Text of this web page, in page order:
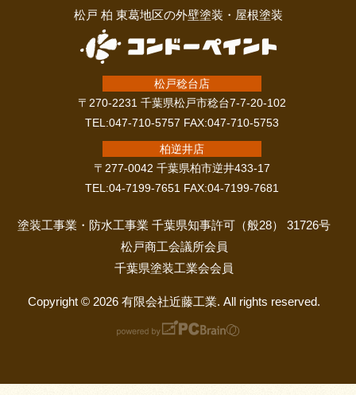
松戸 柏 東葛地区の外壁塗装・屋根塗装
松戸稔台店
〒270-2231 千葉県松戸市稔台7-7-20-102
TEL:047-710-5757 FAX:047-710-5753
柏逆井店
〒277-0042 千葉県柏市逆井433-17
TEL:04-7199-7651 FAX:04-7199-7681
塗装工事業・防水工事業 千葉県知事許可（般28） 31726号
松戸商工会議所会員
千葉県塗装工業会会員
Copyright © 2026 有限会社近藤工業. All rights reserved.